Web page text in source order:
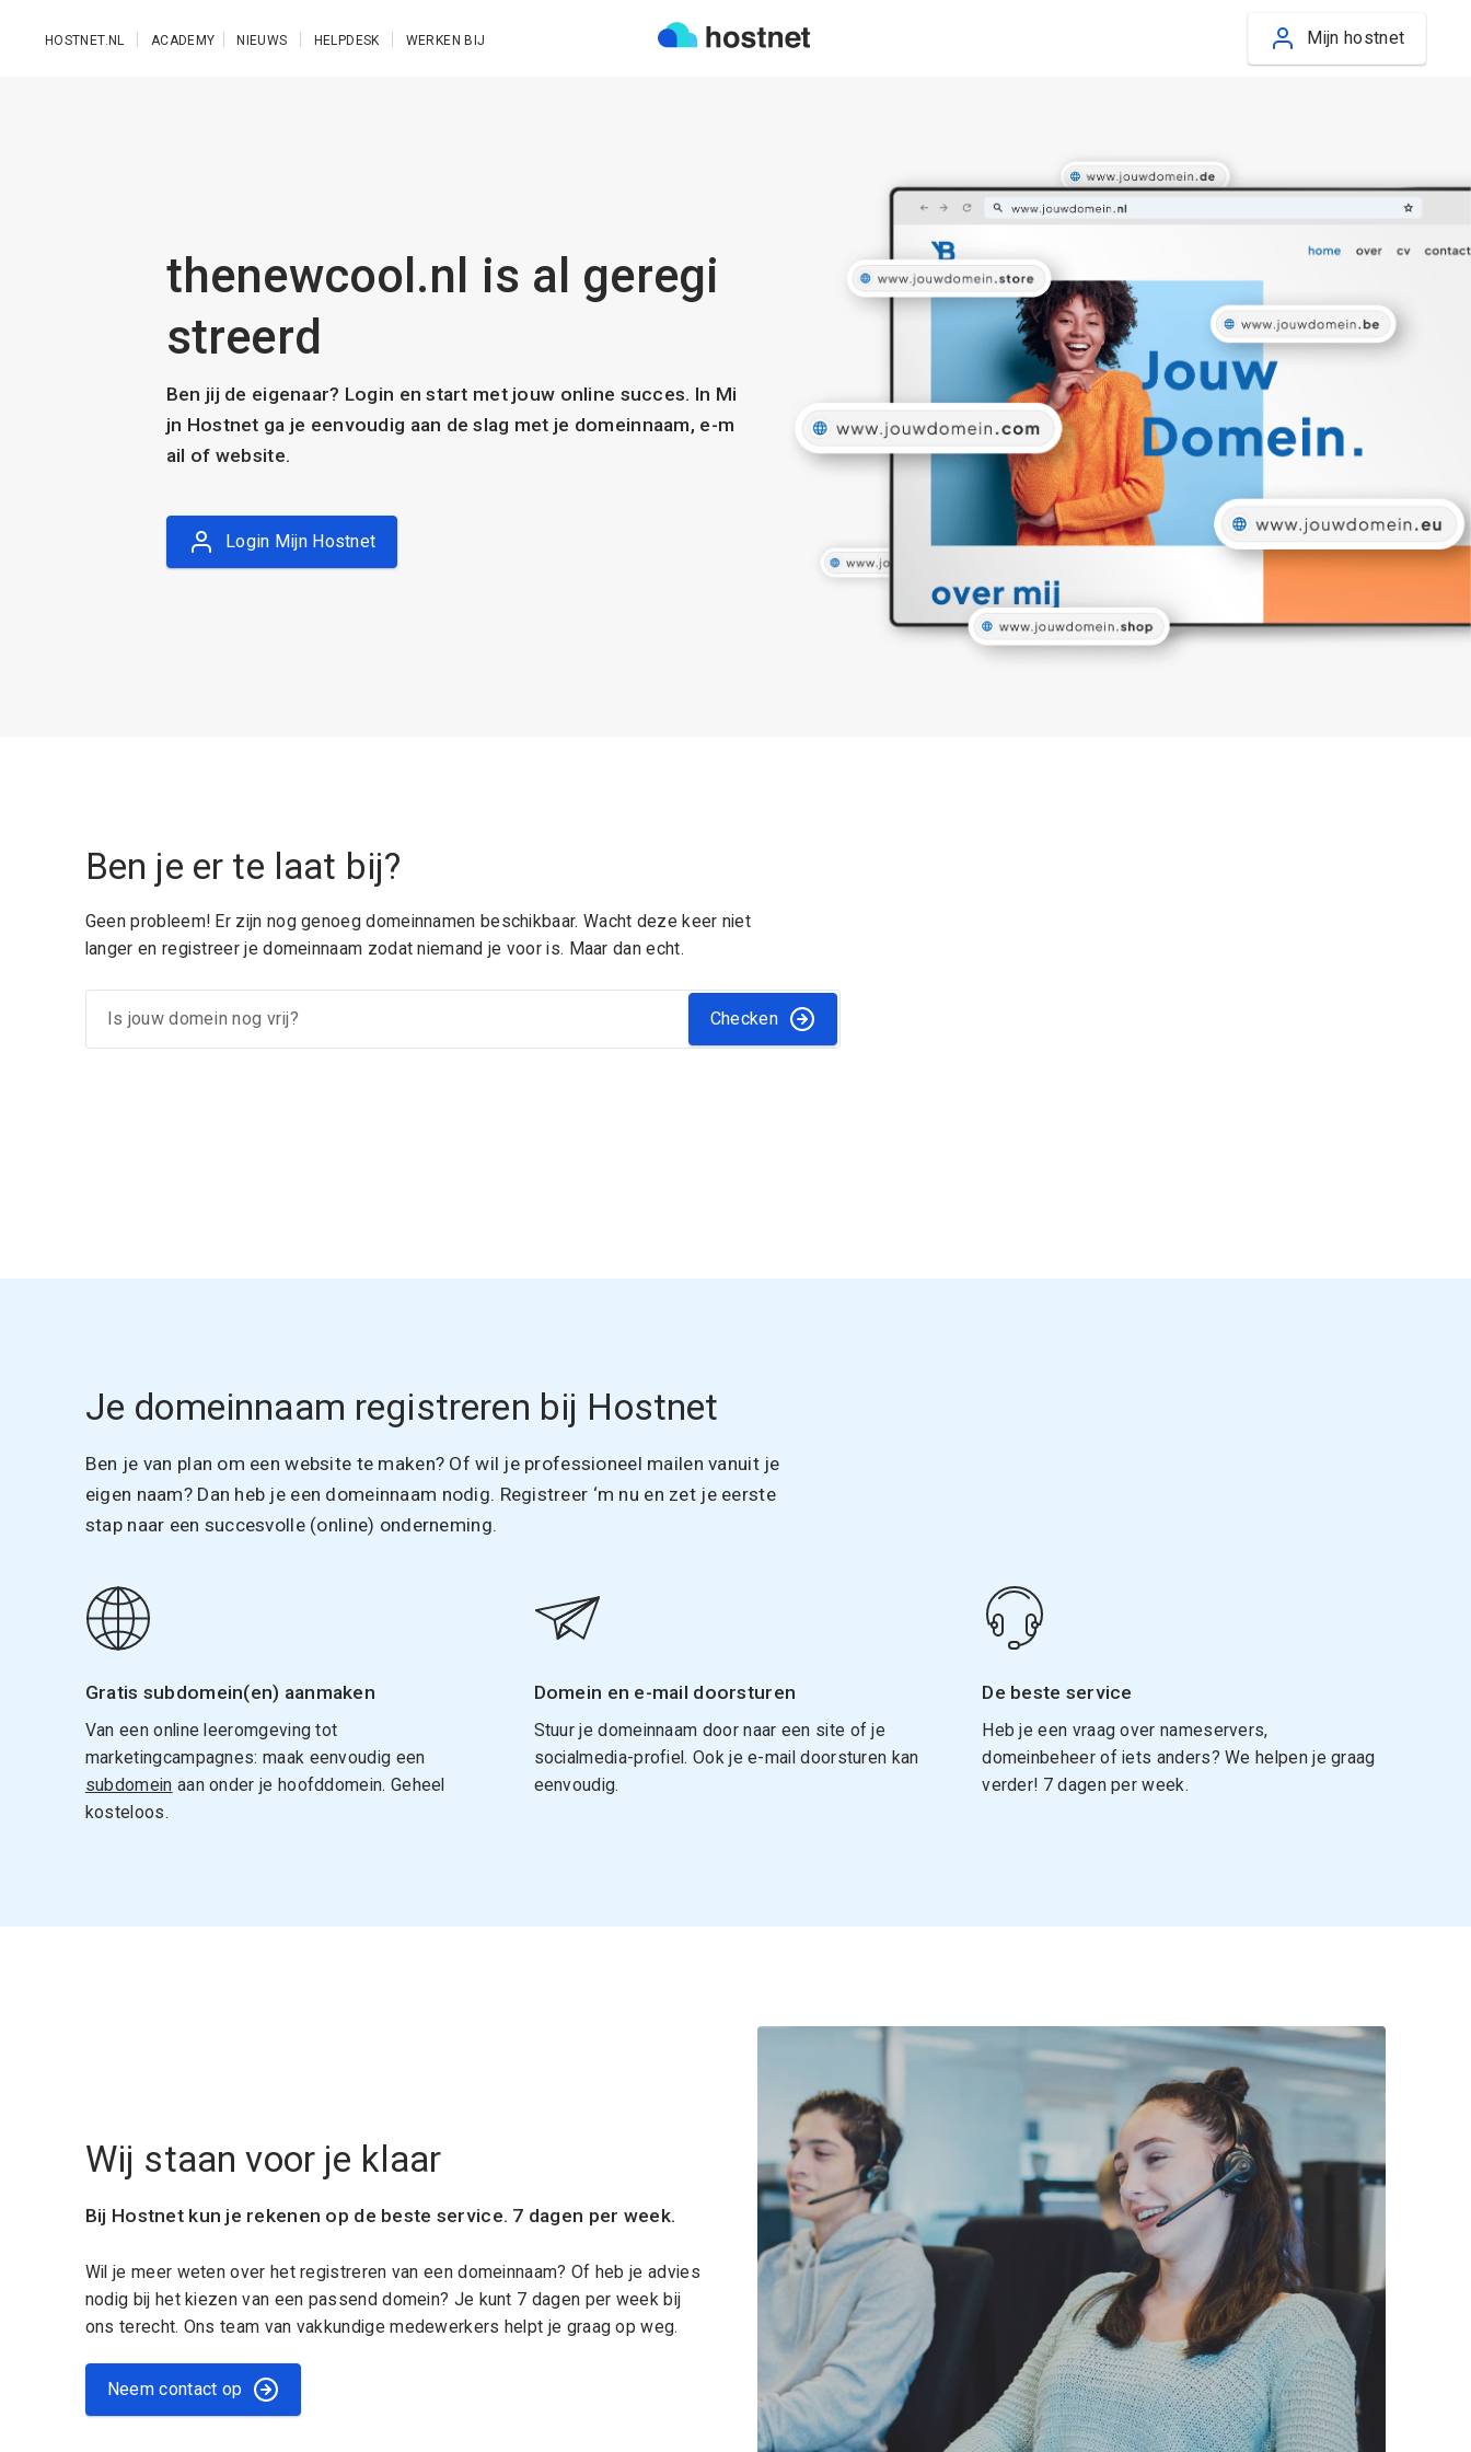
HOSTNET.NL ACADEMY NIEUWS HELPDESK WERKEN BIJ Mijn hostnet
thenewcool.nl is al geregi
streerd
Ben jij de eigenaar? Login en start met jouw online succes. In Mi
jn Hostnet ga je eenvoudig aan de slag met je domeinnaam, e-m
ail of website.
Login Mijn Hostnet
Ben je er te laat bij?
Geen probleem! Er zijn nog genoeg domeinnamen beschikbaar. Wacht deze keer niet
langer en registreer je domeinnaam zodat niemand je voor is. Maar dan echt.
Checken
Je domeinnaam registreren bij Hostnet
Ben je van plan om een website te maken? Of wil je professioneel mailen vanuit je
eigen naam? Dan heb je een domeinnaam nodig. Registreer ‘m nu en zet je eerste
stap naar een succesvolle (online) onderneming.
Gratis subdomein(en) aanmaken
Van een online leeromgeving tot
marketingcampagnes: maak eenvoudig een
subdomein aan onder je hoofddomein. Geheel
kosteloos.
Domein en e-mail doorsturen
Stuur je domeinnaam door naar een site of je
socialmedia-profiel. Ook je e-mail doorsturen kan
eenvoudig.
De beste service
Heb je een vraag over nameservers,
domeinbeheer of iets anders? We helpen je graag
verder! 7 dagen per week.
Wij staan voor je klaar
Bij Hostnet kun je rekenen op de beste service. 7 dagen per week.
Wil je meer weten over het registreren van een domeinnaam? Of heb je advies
nodig bij het kiezen van een passend domein? Je kunt 7 dagen per week bij
ons terecht. Ons team van vakkundige medewerkers helpt je graag op weg.
Neem contact op